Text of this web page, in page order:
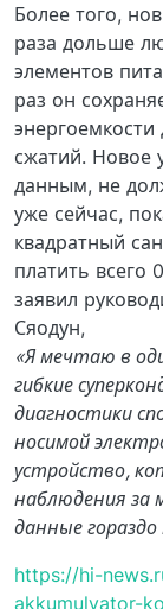
Более того,
раза дольше
элементов
раз он
сжатий. Новое
данным, не
уже сейчас,
квадратный
платить всего
заявил
Сяодун,
«Я мечтаю в
гибкие
диагностики
носимой
устройство,
наблюдения за
данные
https://hi-
akkumulyator-